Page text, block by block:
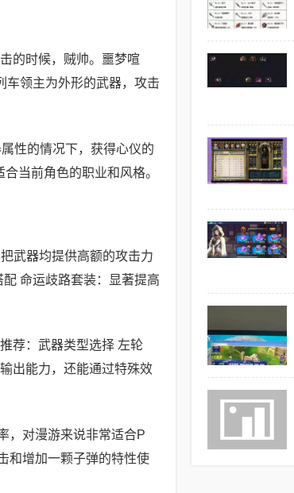
的时候，贼帅。噩梦喧
车领主为外形的武器，攻击
性的情况下，获得心仪的
当前角色的职业和风格。
武器均提供高额的攻击力
命运歧路套装：显著提高
荐：武器类型选择 左轮
出能力，还能通过特殊效
，对漫游来说非常适合P
和增加一颗子弹的特性使